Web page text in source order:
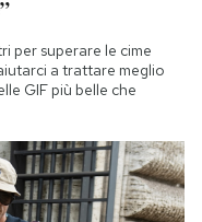
per superare le cime
a trattare meglio
GIF più belle che